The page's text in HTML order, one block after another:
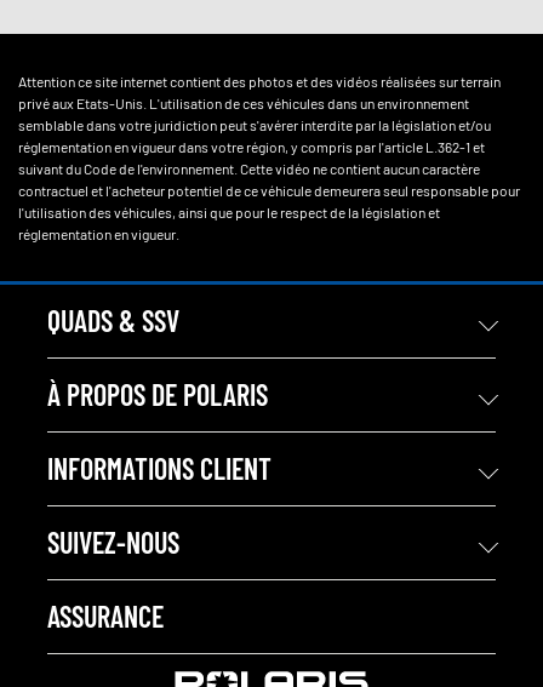
Attention ce site internet contient des photos et des vidéos réalisées sur terrain
privé aux Etats-Unis. L'utilisation de ces véhicules dans un environnement
semblable dans votre juridiction peut s'avérer interdite par la législation et/ou
réglementation en vigueur dans votre région, y compris par l'article L.362-1 et
suivant du Code de l'environnement. Cette vidéo ne contient aucun caractère
contractuel et l'acheteur potentiel de ce véhicule demeurera seul responsable pour
l'utilisation des véhicules, ainsi que pour le respect de la législation et
réglementation en vigueur.
QUADS & SSV
À PROPOS DE POLARIS
INFORMATIONS CLIENT
SUIVEZ-NOUS
ASSURANCE